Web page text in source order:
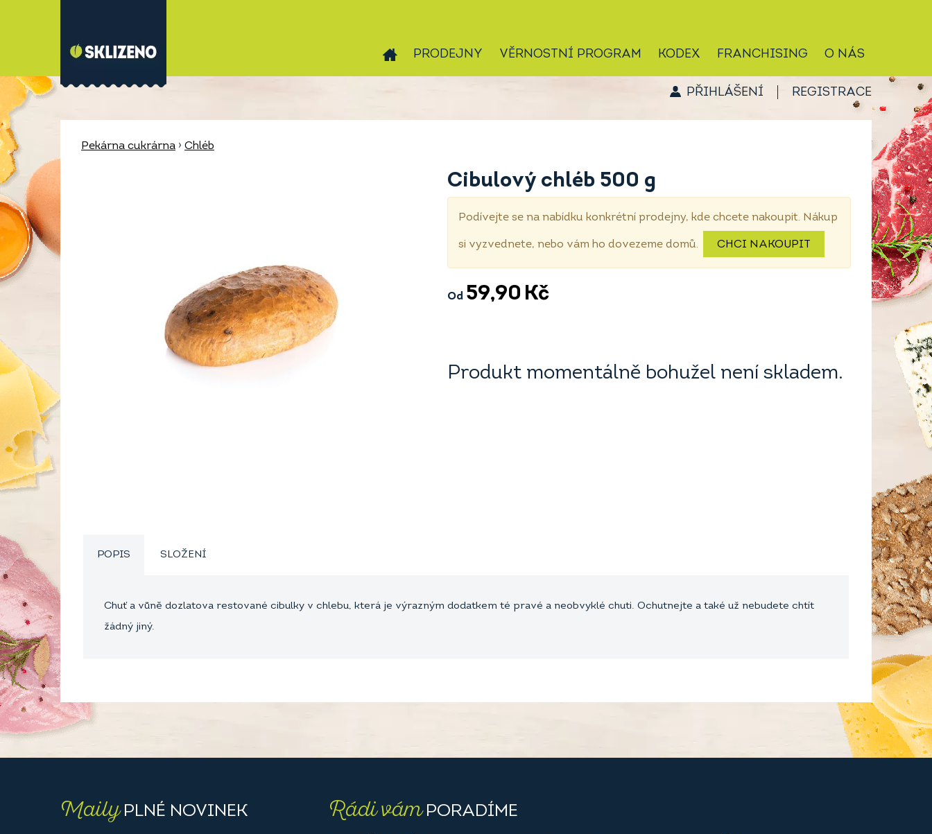
PRODEJNY VĚRNOSTNÍ PROGRAM KODEX FRANCHISING O NÁS
PŘIHLÁŠENÍ REGISTRACE
Pekárna cukrárna › Chléb
Cibulový chléb 500 g
Podívejte se na nabídku konkrétní prodejny, kde chcete nakoupit. Nákup
si vyzvednete, nebo vám ho dovezeme domů. CHCI NAKOUPIT
Od 59,90 Kč
Produkt momentálně bohužel není skladem.
POPIS SLOŽENÍ
Chuť a vůně dozlatova restované cibulky v chlebu, která je výrazným dodatkem té pravé a neobvyklé chuti. Ochutnejte a také už nebudete chtít
žádný jiný.
MailyPLNÉ NOVINEK Rádi vámPORADÍME